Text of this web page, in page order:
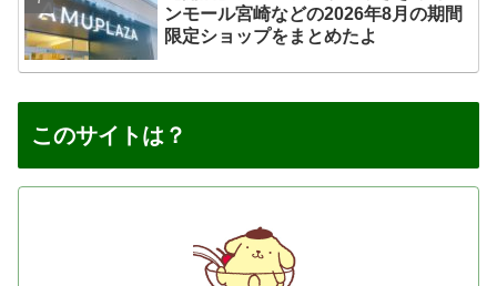
ンモール宮崎などの2026年8月の期間
限定ショップをまとめたよ
このサイトは？